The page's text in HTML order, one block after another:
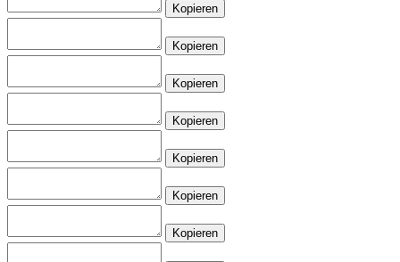
Kopieren
Kopieren
Kopieren
Kopieren
Kopieren
Kopieren
Kopieren